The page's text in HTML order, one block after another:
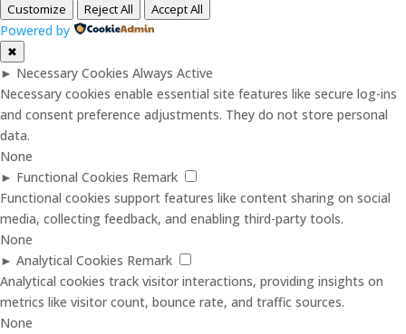
Customize Reject All Accept All
Powered by
✖
► Necessary Cookies Always Active
Necessary cookies enable essential site features like secure log-ins
and consent preference adjustments. They do not store personal
data.
None
► Functional Cookies Remark
Functional cookies support features like content sharing on social
media, collecting feedback, and enabling third-party tools.
None
► Analytical Cookies Remark
Analytical cookies track visitor interactions, providing insights on
metrics like visitor count, bounce rate, and traffic sources.
None